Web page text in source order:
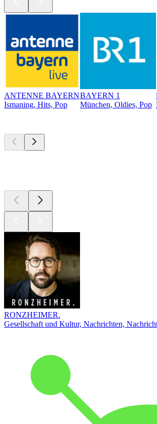
ANTENNE BAYERN
Ismaning, Hits, Pop
BAYERN 1
München, Oldies, Pop
RONZHEIMER.
Gesellschaft und Kultur, Nachrichten,